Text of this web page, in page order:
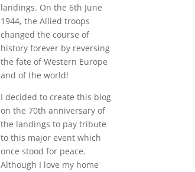
landings. On the 6th June
1944, the Allied troops
changed the course of
history forever by reversing
the fate of Western Europe
and of the world!
I decided to create this blog
on the 70th anniversary of
the landings to pay tribute
to this major event which
once stood for peace.
Although I love my home